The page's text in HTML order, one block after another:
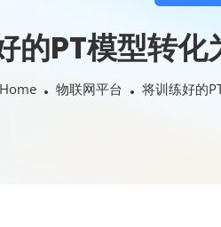
的PT模型转
Home 物联网平台 将训练好的